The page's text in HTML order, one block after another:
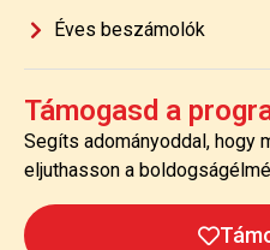
Éves beszámolók
Támogasd a
Segíts adományoddal, hogy
eljuthasson a